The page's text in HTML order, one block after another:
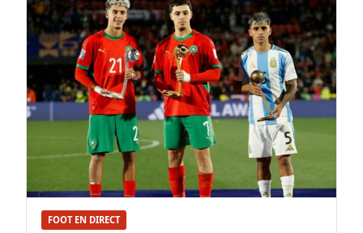
FOOT EN DIRECT